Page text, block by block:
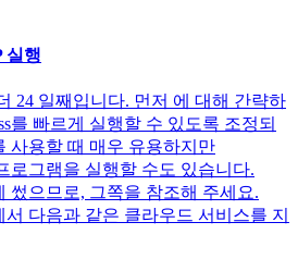
실행
24 일째입니다. 먼저 에 대해 간략하
를 빠르게 실행할 수 있도록 조정되
사용할 때 매우 유용하지만
로그램을 실행할 수도 있습니다.
썼으므로, 그쪽을 참조해 주세요.
서 다음과 같은 클라우드 서비스를 지